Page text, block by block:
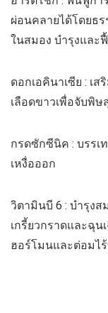
ผ่อนคลายได้โดยธ
ในสมอง บำรุงและ
ดอกเอคินาเซีย : เ
เลือดขาวเพื่อจับพิษ
กรดซักซีนิค : บรรเ
เหงื่อออก
วิตามินบี 6 : บำรุง
เกรี้ยวกราดและฉุน
ฮอร์โมนและต่อมไ